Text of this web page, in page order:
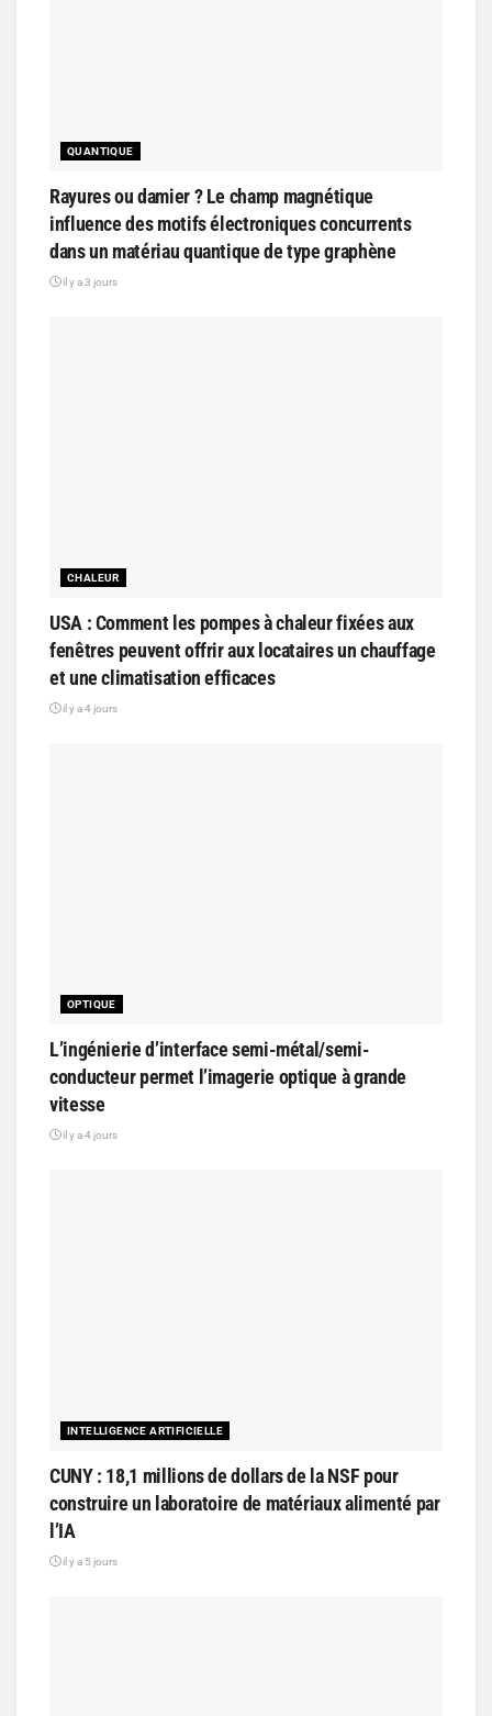
QUANTIQUE
Rayures ou damier ? Le champ magnétique
influence des motifs électroniques concurrents
dans un matériau quantique de type graphène
il y a 3 jours
CHALEUR
USA : Comment les pompes à chaleur fixées aux
fenêtres peuvent offrir aux locataires un chauffage
et une climatisation efficaces
il y a 4 jours
OPTIQUE
L’ingénierie d’interface semi-métal/semi-
conducteur permet l’imagerie optique à grande
vitesse
il y a 4 jours
INTELLIGENCE ARTIFICIELLE
CUNY : 18,1 millions de dollars de la NSF pour
construire un laboratoire de matériaux alimenté par
l’IA
il y a 5 jours